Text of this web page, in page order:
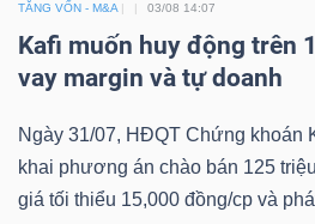
TĂNG VỐN - M&A 03/08 14:07
Kafi muốn huy động trên
vay margin và tự doanh
Ngày 31/07, HĐQT Chứng khoán
khai phương án chào bán 125
giá tối thiểu 15,000 đồng/cp và
khoán
(-)
Lãnh
đạo